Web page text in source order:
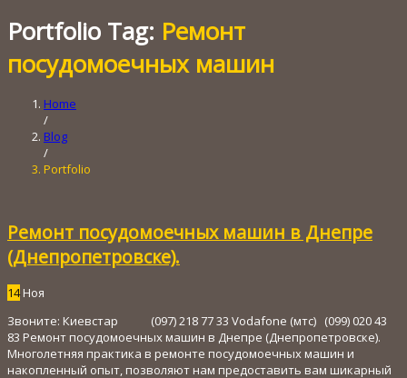
Portfolio Tag: Ремонт
посудомоечных машин
Home
/
Blog
/
Portfolio
Ремонт посудомоечных машин в Днепре
(Днепропетровске).
14Ноя
Звоните: Киевстар (097) 218 77 33 Vodafone (мтс) (099) 020 43
83 Ремонт посудомоечных машин в Днепре (Днепропетровске).
Многолетняя практика в ремонте посудомоечных машин и
накопленный опыт, позволяют нам предоставить вам шикарный